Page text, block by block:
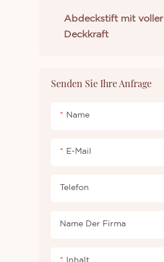
Abdeckstift mit voller
Deckkraft
Senden Sie Ihre Anfrage
Name
E-Mail
Telefon
Name Der Firma
Inhalt